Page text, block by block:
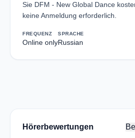
Sie DFM - New Global Dance
keine Anmeldung erforderlich.
FREQUENZ
Online only
SPRACHE
Russian
Hörerbewertungen